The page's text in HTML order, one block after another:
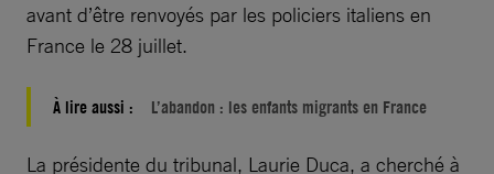
avant d’être renvoyés par les policiers italiens en
France le 28 juillet.
À lire aussi : L’abandon : les enfants migrants en France
La présidente du tribunal, Laurie Duca, a cherché à